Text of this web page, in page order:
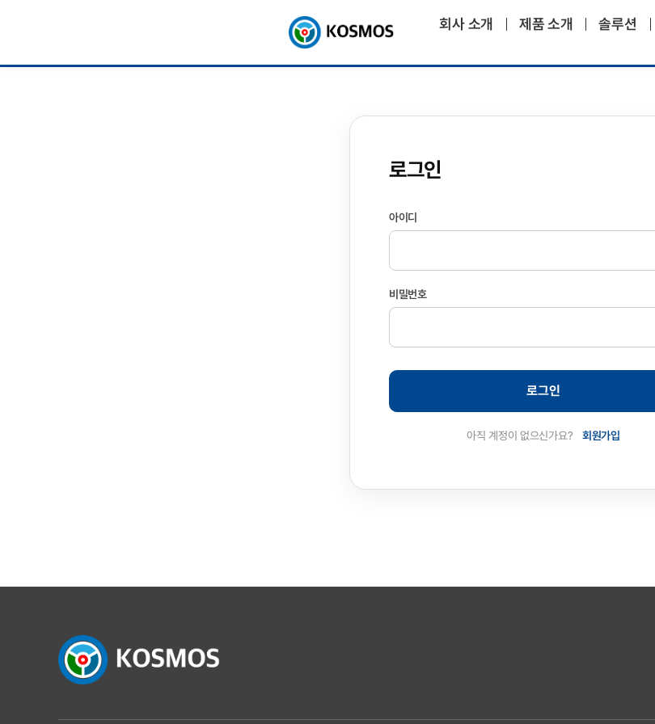
회사 소개 제품 소개 솔루션
로그인
아이디
비밀번호
로그인
아직 계정이 없으신가요? 회원가입